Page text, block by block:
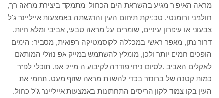
מראה האיפור מגיע בהשראת הים הכחול, מתמקד ביצירת מראה רך,
חולמני ורומנטי. טכניקת תיחום העין והדגשתה באמצעות אייליינר ג'ל
צבעוני או עיפרון עיניים, שומרים על מראה טבעי, אביבי ומלא חיות.
דרור נתן, מאפר ראשי במכללה לקוסמטיקה רפואית, מסביר: הימים
הופכים חמים יותר ולכן, מומלץ להשתמש במייק אפ נוזלי המותאם
לאקלים האביב .לסיום ניחי פודרה לקיבוע ה מייק אפ. תוכלי לפזר
כמות קטנה של ברונזר בכדי להשוות מראה שזוף מעט. תחמי את
העין בקו צמוד לקון הריסים התחתונות באמצעות אייליינר ג'ל כחול.